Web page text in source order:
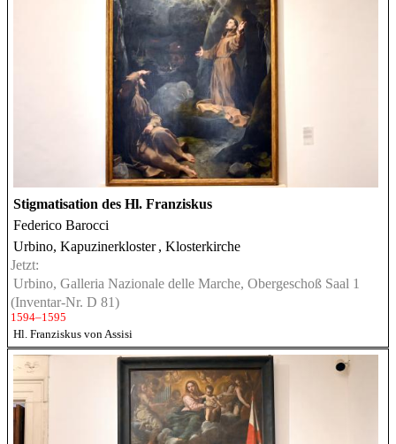
Stigmatisation des Hl. Franziskus
Federico Barocci
Urbino, Kapuzinerkloster , Klosterkirche
Jetzt:
Urbino, Galleria Nazionale delle Marche, Obergeschoß Saal 1
(Inventar-Nr. D 81)
1594–1595
Hl. Franziskus von Assisi